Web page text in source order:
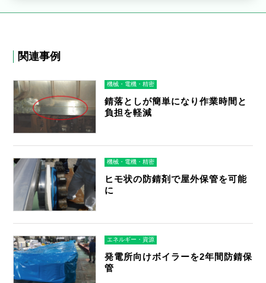
関連事例
機械・電機・精密
錆落としが簡単になり作業時間と
負担を軽減
機械・電機・精密
ヒモ状の防錆剤で屋外保管を可能
に
エネルギー・資源
発電所向けボイラーを2年間防錆保
管